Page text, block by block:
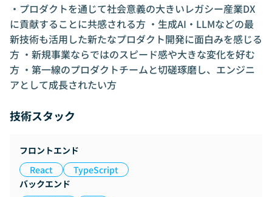
・プロダクトを通じて社会意義の大きいレガシー産業DX
に貢献することに共感される方 ・生成AI・LLMなどの最
新技術も活用した新たなプロダクト開発に面白みを感じる
方 ・新規事業ならではのスピード感や大きな変化を好む
方 ・第一線のプロダクトチームと切磋琢磨し、エンジニ
アとして成長されたい方
技術スタック
フロントエンド
React
TypeScript
バックエンド